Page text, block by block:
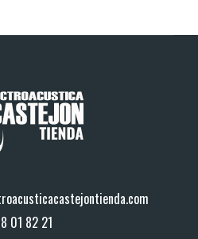
01 82 21